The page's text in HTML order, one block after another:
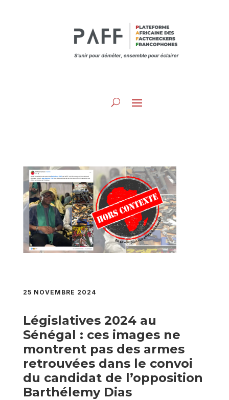
25 NOVEMBRE 2024
Législatives 2024 au
Sénégal : ces images ne
montrent pas des armes
retrouvées dans le convoi
du candidat de l’opposition
Barthélemy Dias